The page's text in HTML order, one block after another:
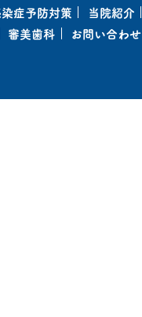
症予防対策 当院紹介
審美歯科 お問い合わせ